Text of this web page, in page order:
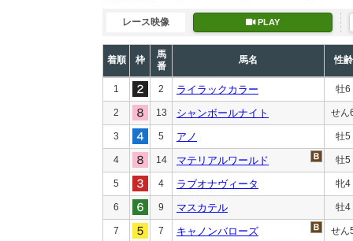
レース映像 PLAY
着順 枠
馬
番
馬名 性齢
1 2 ライラックカラー 牡6
2 13 シャンボールナイト せん
3 5 アノ 牡5
4 14 マテリアルワールド 牡5
5 4 ラブオナヴィータ 牝4
6 9 マスカテル 牡4
7 7 キャノンバローズ せん